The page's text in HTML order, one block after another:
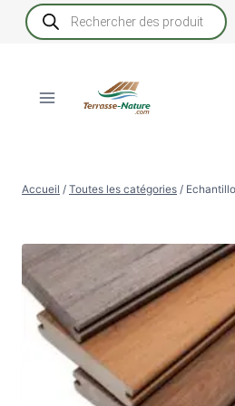
Recherche
de
produits
Accueil / Toutes les catégories /